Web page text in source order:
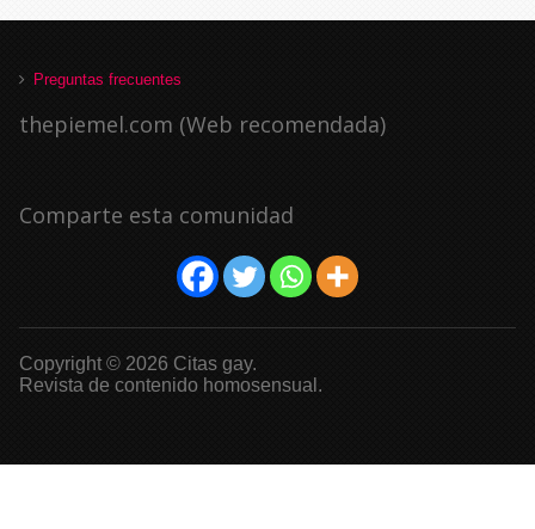
Preguntas frecuentes
thepiemel.com (Web recomendada)
Comparte esta comunidad
Copyright © 2026 Citas gay.
Revista de contenido homosensual.